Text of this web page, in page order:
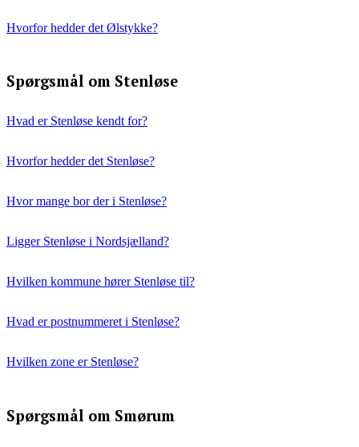
Hvorfor hedder det Ølstykke?
Spørgsmål om Stenløse
Hvad er Stenløse kendt for?
Hvorfor hedder det Stenløse?
Hvor mange bor der i Stenløse?
Ligger Stenløse i Nordsjælland?
Hvilken kommune hører Stenløse til?
Hvad er postnummeret i Stenløse?
Hvilken zone er Stenløse?
Spørgsmål om Smørum